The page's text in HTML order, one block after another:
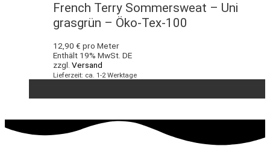
French Terry Sommersweat – Uni
grasgrün – Öko-Tex-100
12,90 € pro Meter
Enthält 19% MwSt. DE
zzgl. Versand
Lieferzeit: ca. 1-2 Werktage